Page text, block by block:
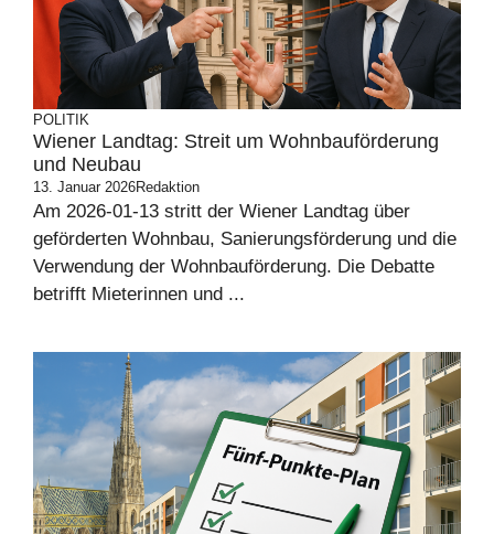
POLITIK
Wiener Landtag: Streit um Wohnbauförderung
und Neubau
13. Januar 2026Redaktion
Am 2026-01-13 stritt der Wiener Landtag über
geförderten Wohnbau, Sanierungsförderung und die
Verwendung der Wohnbauförderung. Die Debatte
betrifft Mieterinnen und ...